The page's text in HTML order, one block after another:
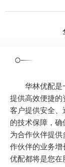
检查后医生只....
华林优配
提供高效便捷
客户提供安全
的技术保障，
为合作伙伴提
作伙伴的业务
优配都将是您在